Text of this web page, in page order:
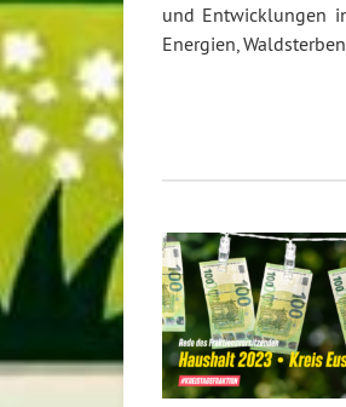
und Entwicklungen
Energien,